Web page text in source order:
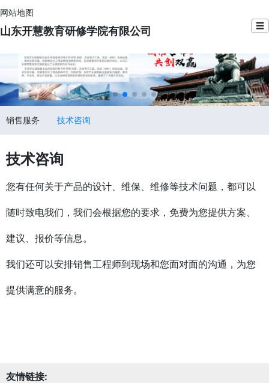
网站地图
山东开慧教育研修学院有限公司 ☰
销售服务 技术咨询
技术咨询
您有任何关于产品的设计、维保、维修等技术问题，都可以
随时致电我们，我们会根据您的要求，免费为您提供方案、
建议、报价等信息。
我们还可以安排销售工程师到现场和您面对面的沟通，为您
提供满意的服务。
友情链接: